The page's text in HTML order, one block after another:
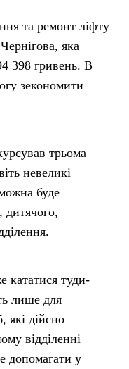
та ремонт ліфту
яка
398 гривень. В
зекономити
трьома
невеликі
буде
дитячого,
кататися туди-
лише для
які дійсно
відділенні
допомагати у